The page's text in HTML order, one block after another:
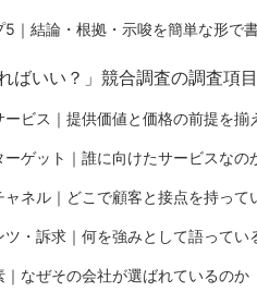
5｜結論・根拠・示唆を簡単な形で
ばいい？」競合調査の調査項
ービス｜提供価値と価格の前提を揃
ーゲット｜誰に向けたサービスなの
ャネル｜どこで顧客と接点を持って
ツ・訴求｜何を強みとして語ってい
｜なぜその会社が選ばれているのか